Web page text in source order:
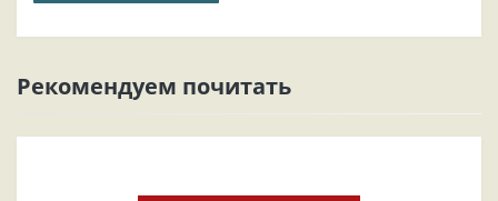
Рекомендуем почитать